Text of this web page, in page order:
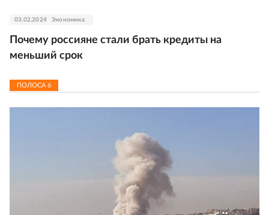
03.02.2024 Экономика
Почему россияне стали брать кредиты на
меньший срок
ПОЛОСА 6